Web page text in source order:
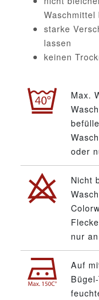
Waschmittel
starke
lassen
keinen
Max.
oder
Nicht
nur
Auf